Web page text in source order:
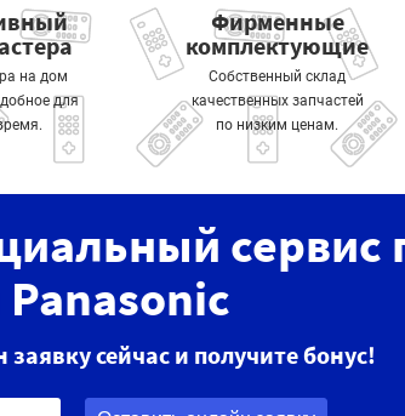
на дом
для
Фирменные
комплектующие
Собственный склад
качественных запчастей
по низким ценам.
сервис
заявку сейчас и получите бонус!